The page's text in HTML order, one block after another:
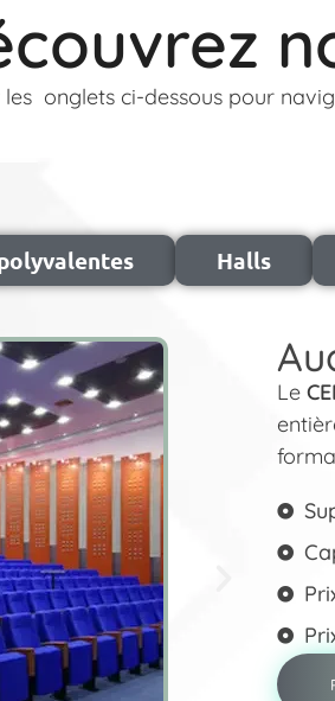
les onglets ci-dessous pour
Halls
Le